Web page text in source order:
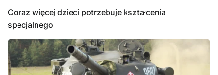
Coraz więcej dzieci potrzebuje kształcenia
specjalnego